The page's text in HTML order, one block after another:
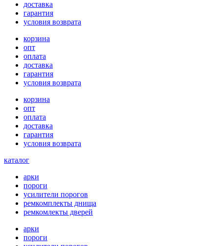
доставка
гарантия
условия возврата
корзина
опт
оплата
доставка
гарантия
условия возврата
корзина
опт
оплата
доставка
гарантия
условия возврата
каталог
арки
пороги
усилители порогов
ремкомплекты днища
ремкомлекты дверей
арки
пороги